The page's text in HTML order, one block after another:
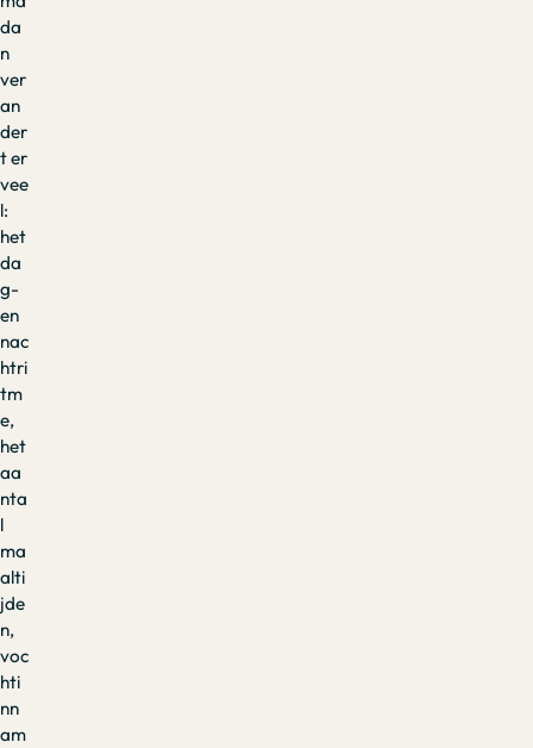
da
n
ver
an
der
t er
vee
l:
het
da
g-
en
nac
htri
tm
e,
het
aa
nta
l
ma
alti
jde
n,
voc
hti
nn
am